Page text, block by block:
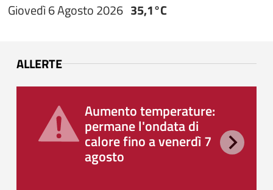
Giovedì 6 Agosto 2026 35,1°C
ALLERTE
Aumento temperature:
permane l'ondata di
calore fino a venerdì 7
agosto